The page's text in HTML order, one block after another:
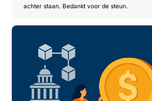
achter staan. Bedankt voor de steun.